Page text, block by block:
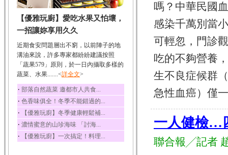
韭菜
韭菜所含的膳食纖維能
幫助消化與通便；揮...
冬瓜
冬瓜營養價值高，鈉含
量極低是水腫病人的...
豆豉
豆豉裡頭含有營養的蛋
白質、脂肪、鈣、磷...
榛果
榛果裡所含的營養素有
蛋白質、脂肪、醣類...
迷迭香
【優雅玩廚】愛吃水果又怕壞，
一招讓妳享用久久
近期食安問題層出不窮，以前陣子的地
溝油來說，許多專家都紛紛建議按照
「蔬果579」原則，於一日內攝取多樣的
蔬菜、水果.......<詳全文>
‧ 部落自然蔬菜 邀都市人共食...
‧ 色香味俱全！冬季不能錯過的...
‧ 【優雅玩廚】冬季健康輕鬆補...
‧ 濃情蜜意的山珍海味 「討海...
‧ 【優雅玩廚】一次搞定！料理...
嗎？中華民國
感染千萬別當
可輕忽，門診
吃的不夠營養
生不良症候群
急性血癌）僅
一人健檢…
聯合報╱記者